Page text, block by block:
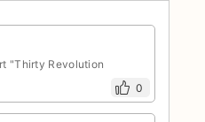
"Thirty Revolution
0